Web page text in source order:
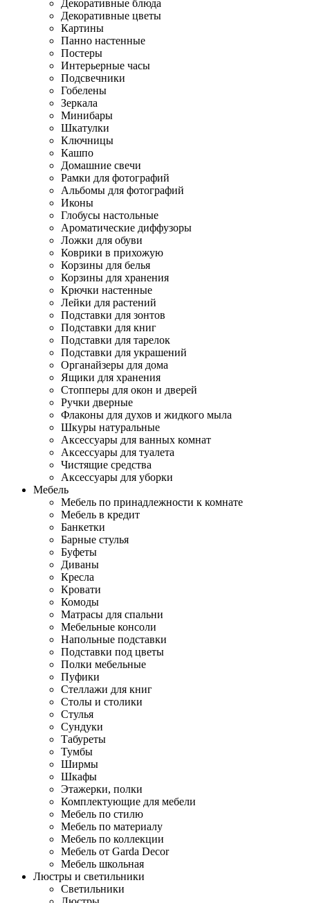
Декоративные блюда
Декоративные цветы
Картины
Панно настенные
Постеры
Интерьерные часы
Подсвечники
Гобелены
Зеркала
Минибары
Шкатулки
Ключницы
Кашпо
Домашние свечи
Рамки для фотографий
Альбомы для фотографий
Иконы
Глобусы настольные
Ароматические диффузоры
Ложки для обуви
Коврики в прихожую
Корзины для белья
Корзины для хранения
Крючки настенные
Лейки для растений
Подставки для зонтов
Подставки для книг
Подставки для тарелок
Подставки для украшений
Органайзеры для дома
Ящики для хранения
Стопперы для окон и дверей
Ручки дверные
Флаконы для духов и жидкого мыла
Шкуры натуральные
Аксессуары для ванных комнат
Аксессуары для туалета
Чистящие средства
Аксессуары для уборки
Мебель
Мебель по принадлежности к комнате
Мебель в кредит
Банкетки
Барные стулья
Буфеты
Диваны
Кресла
Кровати
Комоды
Матрасы для спальни
Мебельные консоли
Напольные подставки
Подставки под цветы
Полки мебельные
Пуфики
Стеллажи для книг
Столы и столики
Стулья
Сундуки
Табуреты
Тумбы
Ширмы
Шкафы
Этажерки, полки
Комплектующие для мебели
Мебель по стилю
Мебель по материалу
Мебель по коллекции
Мебель от Garda Decor
Мебель школьная
Люстры и светильники
Светильники